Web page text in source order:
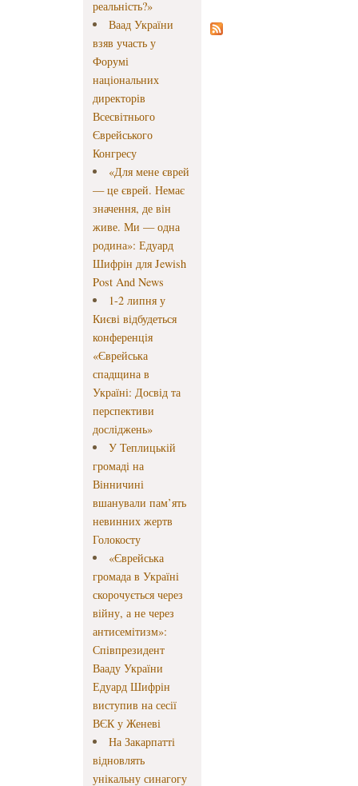
реальність?»
Ваад України
взяв участь у
Форумі
національних
директорів
Всесвітнього
Єврейського
Конгресу
«Для мене єврей
— це єврей. Немає
значення, де він
живе. Ми — одна
родина»: Едуард
Шифрін для Jewish
Post And News
1-2 липня у
Києві відбудеться
конференція
«Єврейська
спадщина в
Україні: Досвід та
перспективи
досліджень»
У Теплицькій
громаді на
Вінничині
вшанували пам’ять
невинних жертв
Голокосту
«Єврейська
громада в Україні
скорочується через
війну, а не через
антисемітизм»:
Співпрезидент
Вааду України
Едуард Шифрін
виступив на сесії
ВЄК у Женеві
На Закарпатті
відновлять
унікальну синагогу